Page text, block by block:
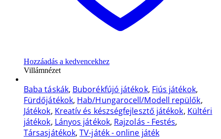
Hozzáadás a kedvencekhez
Villámnézet
Baba táskák, Buborékfújó játékok, Fiús játékok,
Fürdőjátékok, Hab/Hungarocell/Modell repülők,
Játékok, Kreatív és készségfejlesztő játékok, Kültéri
játékok, Lányos játékok, Rajzolás - Festés,
Társasjátékok,TV-játék - online játék